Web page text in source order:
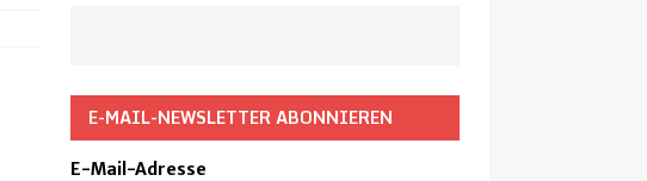
E-MAIL-NEWSLETTER ABONNIEREN
E-Mail-Adresse